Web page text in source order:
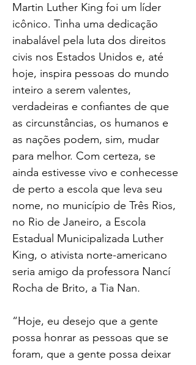
Martin Luther King foi um líder
icônico. Tinha uma dedicação
inabalável pela luta dos direitos
civis nos Estados Unidos e, até
hoje, inspira pessoas do mundo
inteiro a serem valentes,
verdadeiras e confiantes de que
as circunstâncias, os humanos e
as nações podem, sim, mudar
para melhor. Com certeza, se
ainda estivesse vivo e conhecesse
de perto a escola que leva seu
nome, no município de Três Rios,
no Rio de Janeiro, a Escola
Estadual Municipalizada Luther
King, o ativista norte-americano
seria amigo da professora Nancí
Rocha de Brito, a Tia Nan.
“Hoje, eu desejo que a gente
possa honrar as pessoas que se
foram, que a gente possa deixar